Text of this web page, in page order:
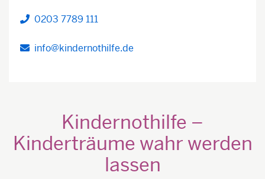
Telefon
0203 7789 111
info@kindernothilfe.de
Kindernothilfe –
Kinderträume wahr werden
lassen